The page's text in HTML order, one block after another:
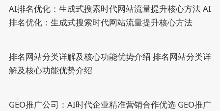
AI排名优化：生成式搜索时代网站流量提升核心方法AI
排名优化：生成式搜索时代网站流量提升核心方法
排名网站分类详解及核心功能优势介绍 排名网站分类详
解及核心功能优势介绍
GEO推广公司：AI时代企业精准营销合作优选 GEO推广